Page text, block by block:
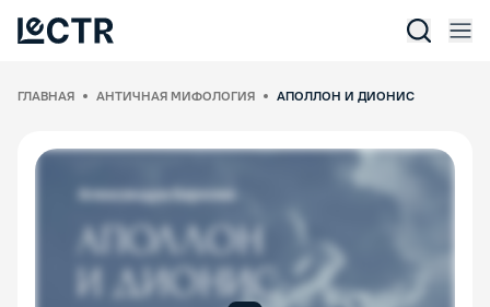
ГЛАВНАЯ АНТИЧНАЯ МИФОЛОГИЯ АПОЛЛОН И ДИОНИС